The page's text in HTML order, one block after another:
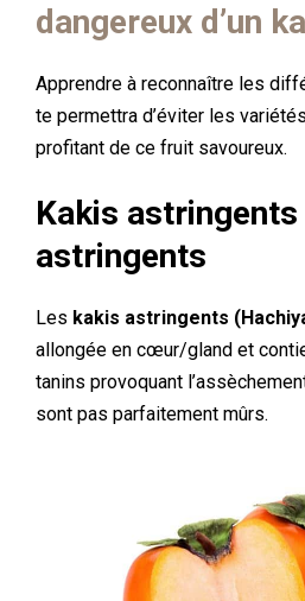
dangereux d’un
Apprendre à reconnaître les
te permettra d’éviter les
profitant de ce fruit savoureux.
Kakis astringents
astringents
Les kakis astringents
allongée en cœur/gland et
tanins provoquant
sont pas parfaitement mûrs.